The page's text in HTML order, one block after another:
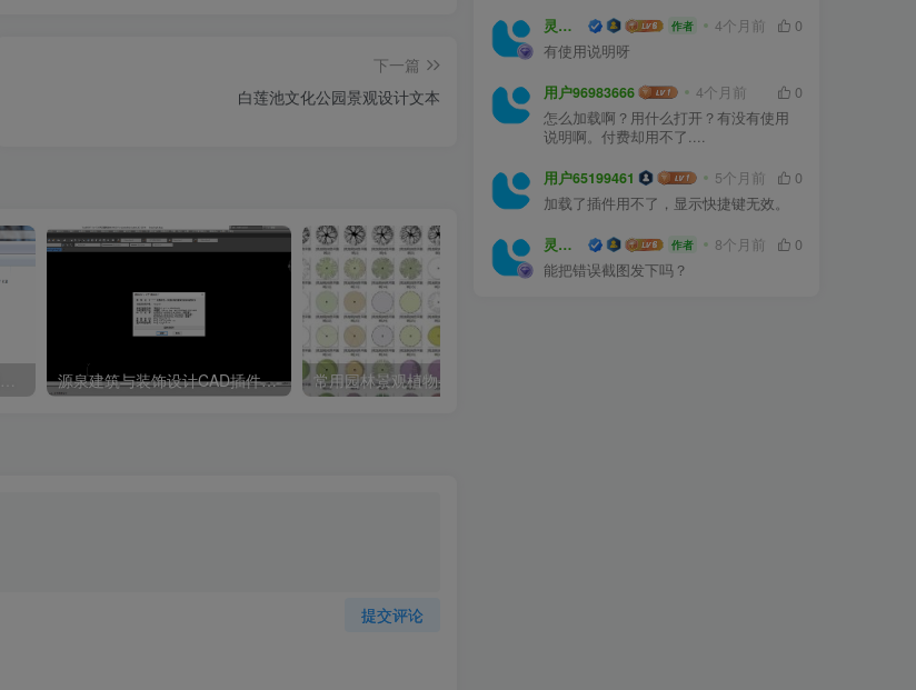
下一篇
白莲池文化公园景观设计文本
天正T20 V9.0全套破解版+破解补丁+安装教程 源泉建筑与装饰设计CAD插件工具箱（YQArch 6.7.4）
提交评论
灵感屋 作者 4个月前
0
有使用说明呀
用户96983666 4个月前
0
怎么加载啊？用什么打开？有没有使用
说明啊。付费却用不了....
用户65199461 5个月前
0
加载了插件用不了，显示快捷键无效。
灵感屋 作者 8个月前
0
能把错误截图发下吗？